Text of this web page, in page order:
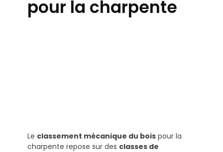
pour la charpente
Le classement mécanique du bois pour la
charpente repose sur des classes de